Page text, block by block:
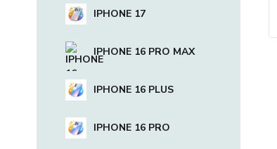
IPHONE 17
IPHONE 16 PRO MAX
IPHONE 16 PLUS
IPHONE 16 PRO